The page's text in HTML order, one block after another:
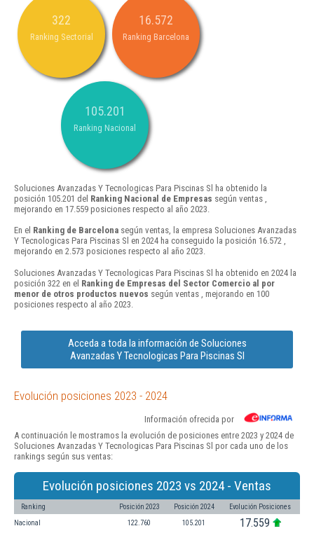
322
Ranking Sectorial
16.572
Ranking Barcelona
105.201
Ranking Nacional
Soluciones Avanzadas Y Tecnologicas Para Piscinas Sl ha obtenido la
posición 105.201 del Ranking Nacional de Empresas según ventas ,
mejorando en 17.559 posiciones respecto al año 2023.
En el Ranking de Barcelona según ventas, la empresa Soluciones Avanzadas
Y Tecnologicas Para Piscinas Sl en 2024 ha conseguido la posición 16.572 ,
mejorando en 2.573 posiciones respecto al año 2023.
Soluciones Avanzadas Y Tecnologicas Para Piscinas Sl ha obtenido en 2024 la
posición 322 en el Ranking de Empresas del Sector Comercio al por
menor de otros productos nuevos según ventas , mejorando en 100
posiciones respecto al año 2023.
Acceda a toda la información de Soluciones
Avanzadas Y Tecnologicas Para Piscinas Sl
Evolución posiciones 2023 - 2024
Información ofrecida por
A continuación le mostramos la evolución de posiciones entre 2023 y 2024 de
Soluciones Avanzadas Y Tecnologicas Para Piscinas Sl por cada uno de los
rankings según sus ventas:
Evolución posiciones 2023 vs 2024 - Ventas
Ranking Posición 2023 Posición 2024 Evolución Posiciones
Nacional 122.760 105.201 17.559